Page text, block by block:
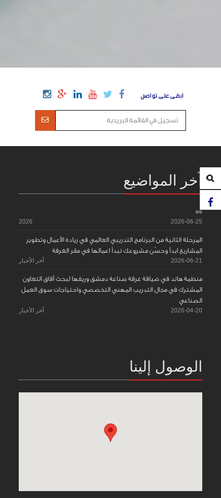
ابقى على تواصل
آخر المواضيع
55
2026-06-25
2026
المرحلة الثانية من البرنامج التدريبي العالمي في ريادة الأعمال وتطوير
المشاريع ابدأ وحسّن مشروعك تبدأ اعمالها في مقر الغرفة
2026-06-21 آخر الأخبار
منظمة هاند في ضيافة غرفة صناعة دمشق وريفها لبحث آفاق التعاون
المشترك في مجال التدريب المهني التخصصي واحتياجات سوق العمل
الصناعي
2026-04-20 آخر الأخبار
الوصول إلينا